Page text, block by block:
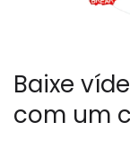
Baixe
com um